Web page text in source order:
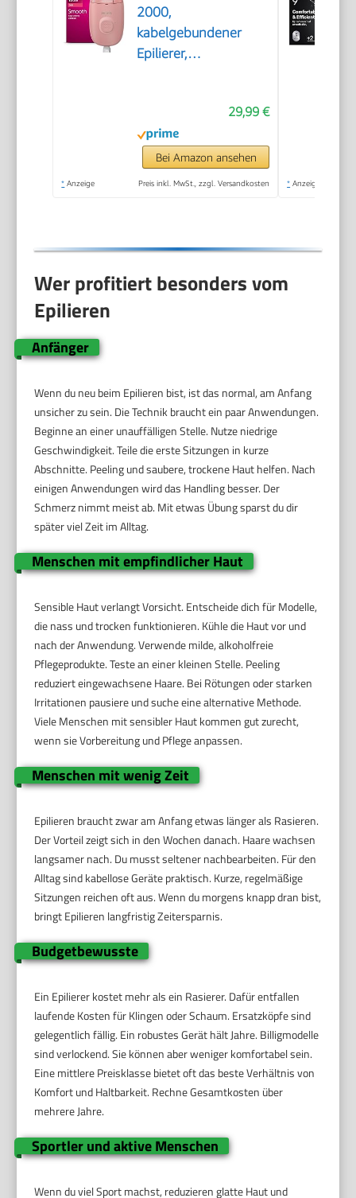
2000,
kabelgebundener
Epilierer,
29,99 €
Bei Amazon ansehen
* Anzeige Preis inkl. MwSt., zzgl. Versandkosten * Anzeige
Wer profitiert besonders vom
Epilieren
Anfänger
Wenn du neu beim Epilieren bist, ist das normal, am Anfang
unsicher zu sein. Die Technik braucht ein paar Anwendungen.
Beginne an einer unauffälligen Stelle. Nutze niedrige
Geschwindigkeit. Teile die erste Sitzungen in kurze
Abschnitte. Peeling und saubere, trockene Haut helfen. Nach
einigen Anwendungen wird das Handling besser. Der
Schmerz nimmt meist ab. Mit etwas Übung sparst du dir
später viel Zeit im Alltag.
Menschen mit empfindlicher Haut
Sensible Haut verlangt Vorsicht. Entscheide dich für Modelle,
die nass und trocken funktionieren. Kühle die Haut vor und
nach der Anwendung. Verwende milde, alkoholfreie
Pflegeprodukte. Teste an einer kleinen Stelle. Peeling
reduziert eingewachsene Haare. Bei Rötungen oder starken
Irritationen pausiere und suche eine alternative Methode.
Viele Menschen mit sensibler Haut kommen gut zurecht,
wenn sie Vorbereitung und Pflege anpassen.
Menschen mit wenig Zeit
Epilieren braucht zwar am Anfang etwas länger als Rasieren.
Der Vorteil zeigt sich in den Wochen danach. Haare wachsen
langsamer nach. Du musst seltener nachbearbeiten. Für den
Alltag sind kabellose Geräte praktisch. Kurze, regelmäßige
Sitzungen reichen oft aus. Wenn du morgens knapp dran bist,
bringt Epilieren langfristig Zeitersparnis.
Budgetbewusste
Ein Epilierer kostet mehr als ein Rasierer. Dafür entfallen
laufende Kosten für Klingen oder Schaum. Ersatzköpfe sind
gelegentlich fällig. Ein robustes Gerät hält Jahre. Billigmodelle
sind verlockend. Sie können aber weniger komfortabel sein.
Eine mittlere Preisklasse bietet oft das beste Verhältnis von
Komfort und Haltbarkeit. Rechne Gesamtkosten über
mehrere Jahre.
Sportler und aktive Menschen
Wenn du viel Sport machst, reduzieren glatte Haut und